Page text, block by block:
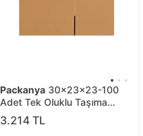
Packanya 30x23x23-100
Adet Tek Oluklu Taşıma
Kolisi 100 Adet
3.214 TL